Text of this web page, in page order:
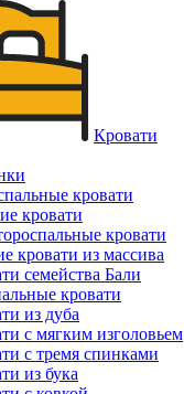
Кровати
кровати
кровати
кровати
кровати из массива
семейства Бали
кровати
из дуба
с мягким изголовьем
с тремя спинками
из бука